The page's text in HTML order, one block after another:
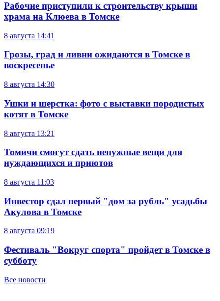
Рабочие приступили к строительству крыши
храма на Клюева в Томске
8 августа 14:41
Грозы, град и ливни ожидаются в Томске в
воскресенье
8 августа 14:30
Ушки и шерстка: фото с выставки породистых
котят в Томске
8 августа 13:21
Томичи смогут сдать ненужные вещи для
нуждающихся и приютов
8 августа 11:03
Инвестор сдал первый "дом за рубль" усадьбы
Акулова в Томске
8 августа 09:19
Фестиваль "Вокруг спорта" пройдет в Томске в
субботу
Все новости